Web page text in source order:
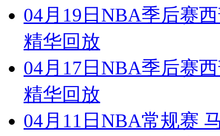
04月19日NBA季后赛
精华回放
04月17日NBA季后赛
精华回放
04月11日NBA常规赛